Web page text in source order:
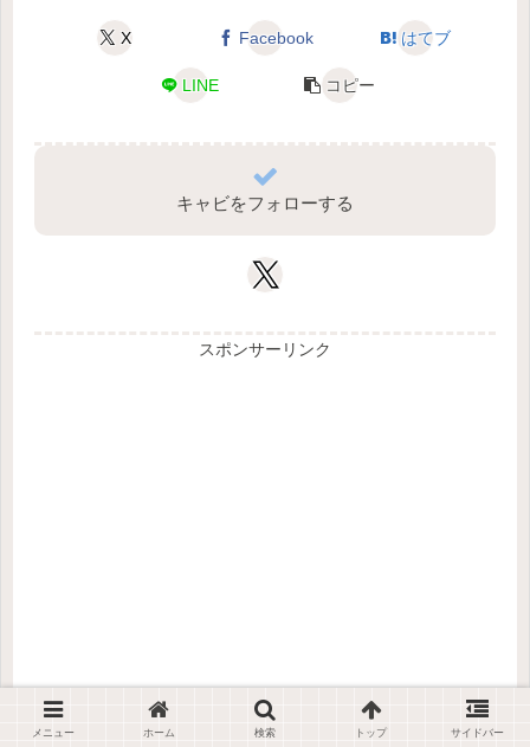
X Facebook はてブ
LINE コピー
キャビをフォローする
スポンサーリンク
メニュー ホーム 検索 トップ サイドバー